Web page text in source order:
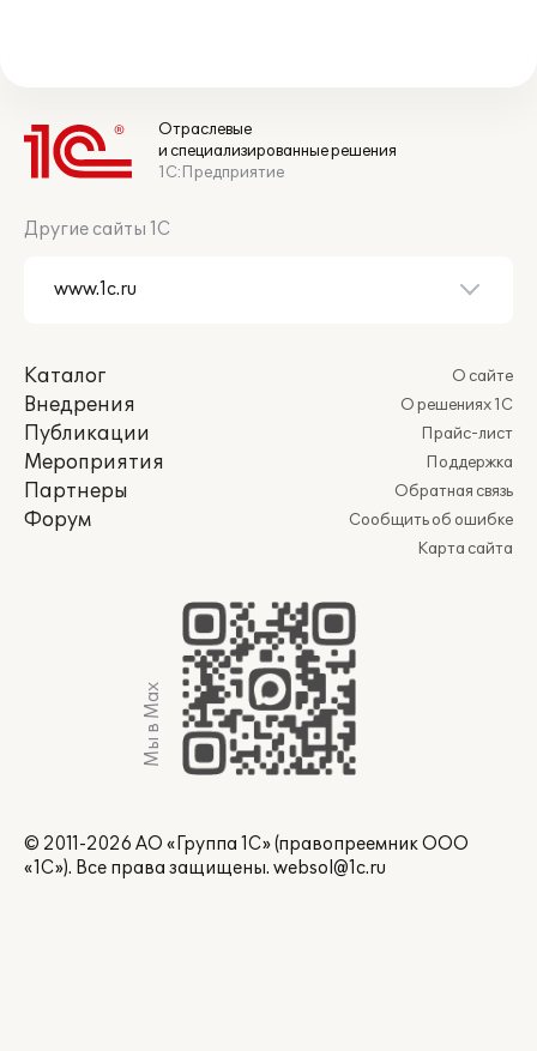
Отраслевые
и специализированные решения
1С:Предприятие
Другие сайты 1С
Каталог
Внедрения
Публикации
Мероприятия
Партнеры
Форум
О сайте
О решениях 1С
Прайс-лист
Поддержка
Обратная связь
Сообщить об ошибке
Карта сайта
Мы в Max
© 2011-2026 АО «Группа 1С» (правопреемник ООО
«1С»). Все права защищены. websol@1c.ru